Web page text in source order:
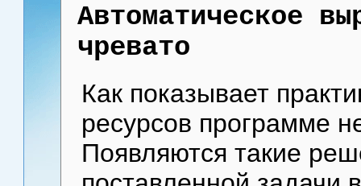
Автоматическое
чревато
Как показывает
ресурсов программе
Появляются такие